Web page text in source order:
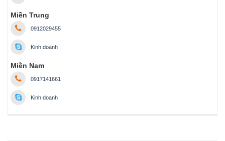
Miền Trung
0912029455
Kinh doanh
Miền Nam
0917141661
Kinh doanh